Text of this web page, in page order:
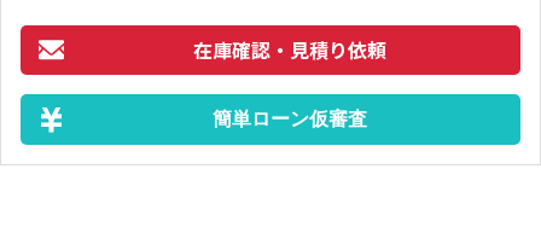
在庫確認・見積り依頼
簡単ローン仮審査